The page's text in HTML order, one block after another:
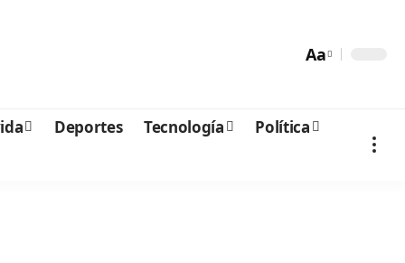
Aa
Deportes Tecnología
Política